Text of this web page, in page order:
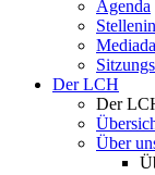
Agenda
Der LCH
Der
Über